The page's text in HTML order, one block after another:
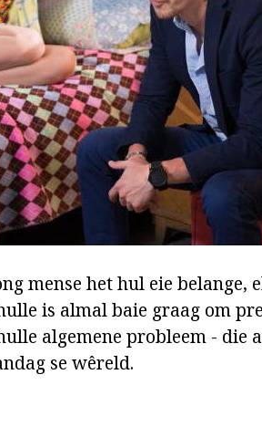
mense het hul eie
is almal baie graag om
algemene probleem - die
se wêreld.